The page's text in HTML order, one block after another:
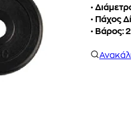
•
• Πάχος
• Βάρος: